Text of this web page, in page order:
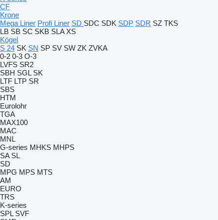
CF
Krone
Mega Liner Profi Liner SD SDC SDK SDP SDR SZ TKS
LB SB SC SKB SLA XS
Kögel
S 24 SK SN SP SV SW ZK ZVKA
0-2 0-3 O-3
LVFS SR2
SBH SGL SK
LTF LTP SR
SBS
HTM
Eurolohr
TGA
MAX100
MAC
MNL
G-series MHKS MHPS
SA SL
SD
MPG MPS MTS
AM
EURO
TRS
K-series
SPL SVF